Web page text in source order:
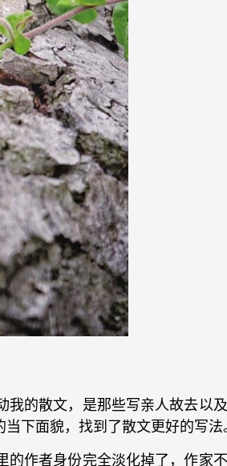
的散文，是那些写亲人故去以
下面貌，找到了散文更好的写法
作者身份完全淡化掉了，作家